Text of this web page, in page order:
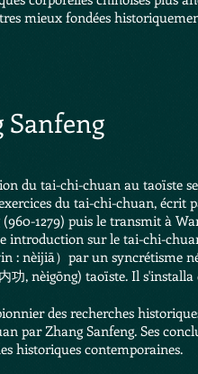
mieux fondées
Sanfeng
du tai-chi-chuan au taoïste
du tai-chi-chuan, écrit
(960-1279) puis le transmit à
introduction sur le tai-chi-
: nèijiā）par un syncrétisme
功, nèigōng) taoïste. Il
des recherches
par Zhang Sanfeng. Ses
historiques contemporaines.